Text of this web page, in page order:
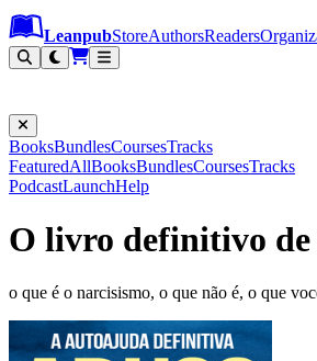
Leanpub Header
Leanpub Navigation
Skip to main content
Go to Leanpub.com
LeanpubStoreAuthorsReaders
BooksBundlesCoursesTracks
FeaturedAllBooksBundlesCoursesTracks
PodcastLaunchHelp
O livro definitivo de
o que é o narcisismo, o que não é, o que